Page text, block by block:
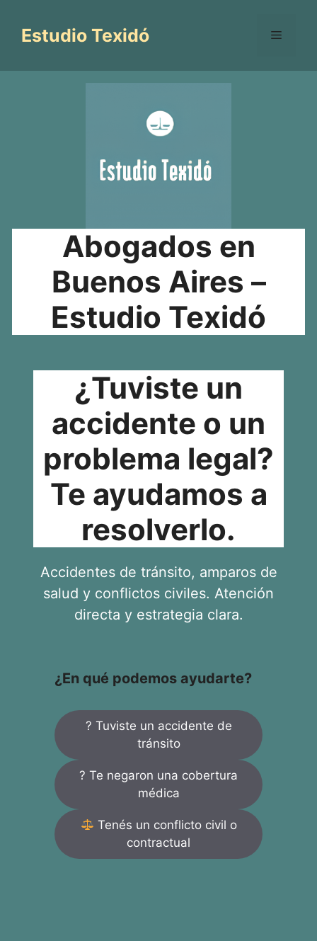
contenido
Estudio Texidó Menú
Abogados en
Buenos Aires –
Estudio Texidó
¿Tuviste un
accidente o un
problema legal?
Te ayudamos a
resolverlo.
Accidentes de tránsito, amparos de
salud y conflictos civiles. Atención
directa y estrategia clara.
¿En qué podemos ayudarte?
? Tuviste un accidente de
tránsito
? Te negaron una cobertura
médica
Tenés un conflicto civil o
contractual